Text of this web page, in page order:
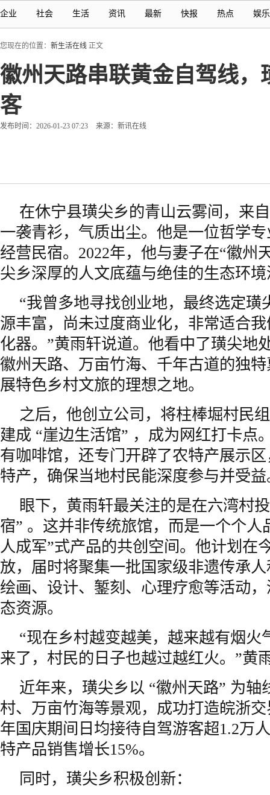
企业 社会 生活 资讯 最新 快报 热点 娱乐
您现在的位置： 新生活在线 正文
徽州天路串联黄金自驾线
客
发布时间：2026-01-23 07:23 来源：新讯在线
在休宁县璜尖乡的青山云雾间，来
一袭青衫，气质出尘。他是一位哲学
经营民宿。2022年，他与妻子在“徽州
尖乡深厚的人文底蕴与绝佳的生态环
“我曾多地寻找创业地，最终选定璜
源丰富，尚未过度商业化，非常适合
化器。”黄雨轩说道。他看中了璜尖地
徽州天路、万亩竹海、千年古道的独
展特色乡村文旅的理想之地。
之后，他创立公司，将柱棒堀村民
建成 “崖边生活馆” ，成为网红打卡点
有咖啡馆，还专门开辟了农特产展示
特产，确保当地村民能深度参与并受益
眼下，黄雨轩最关注的是在六湾村
宿” 。这并非传统旅馆，而是一个个人
人成军”式产品的共创空间。他计划在
放，届时将聚集一批国家级非遗传承
绘画、设计、錾刻、心理疗愈等活动
态资源。
“现在乡村越变越美，越来越有烟火
来了，村民的日子也越过越红火。”黄
近年来，璜尖乡以 “徽州天路” 为轴
村、万亩竹海等景观，成功打造皖浙
年国庆期间日均接待自驾游客超1.2万
特产品销售增长15%。
同时，璜尖乡积极创新：